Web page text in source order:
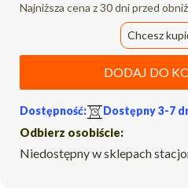
Najniższa cena z 30 dni przed
Chcesz
DODAJ DO
Dostępność:
Dostępny 3-7
Odbierz osobiście:
Niedostępny w sklepach